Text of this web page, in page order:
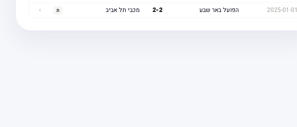
2025-01-01
הפועל באר שבע 2-2 מכבי תל אביב ת ›